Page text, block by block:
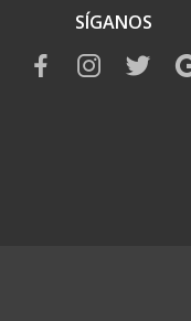
SÍGANOS